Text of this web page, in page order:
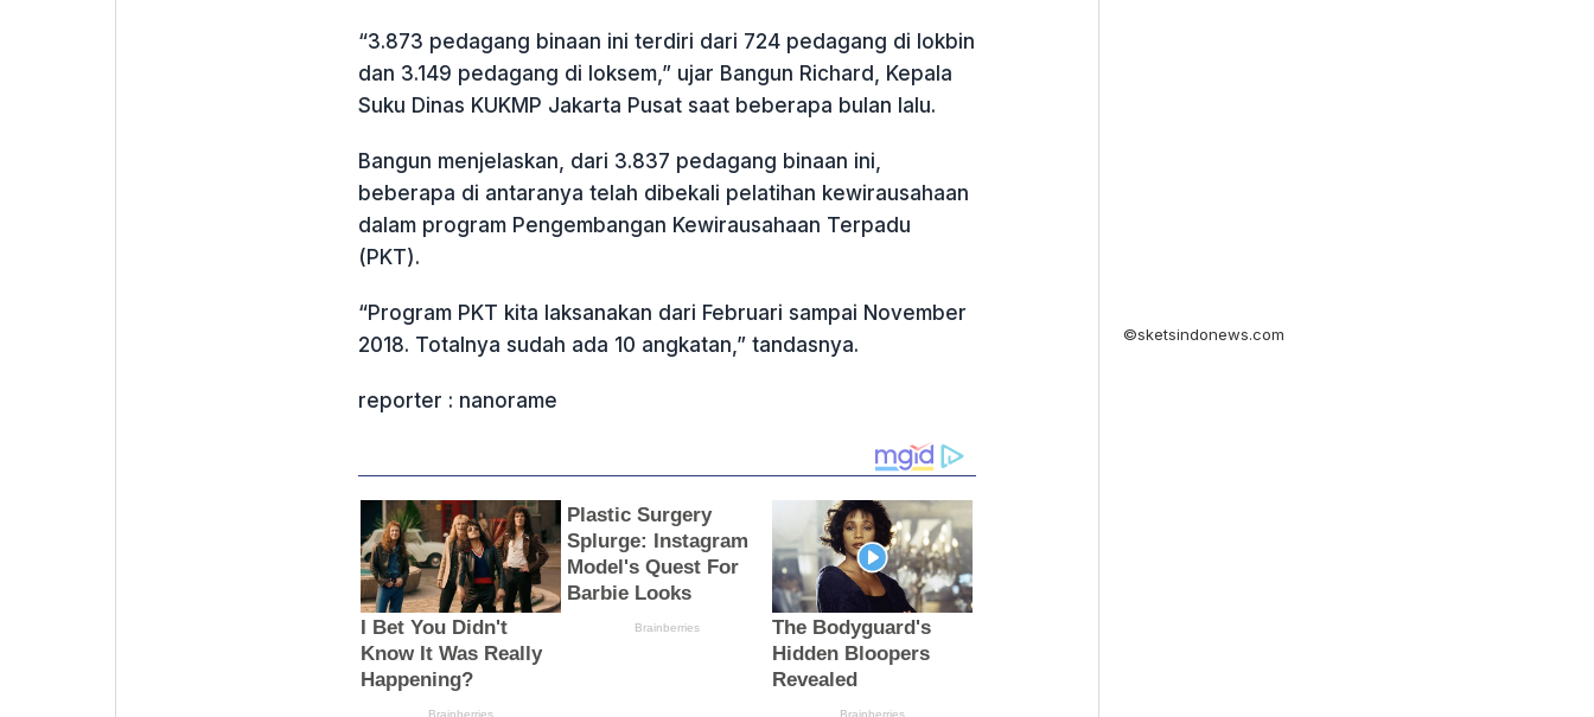
“3.873 pedagang binaan ini terdiri dari 724 pedagang di lokbin
dan 3.149 pedagang di loksem,” ujar Bangun Richard, Kepala
Suku Dinas KUKMP Jakarta Pusat saat beberapa bulan lalu.
Bangun menjelaskan, dari 3.837 pedagang binaan ini,
beberapa di antaranya telah dibekali pelatihan kewirausahaan
dalam program Pengembangan Kewirausahaan Terpadu
(PKT).
“Program PKT kita laksanakan dari Februari sampai November
2018. Totalnya sudah ada 10 angkatan,” tandasnya.
reporter : nanorame
©sketsindonews.com